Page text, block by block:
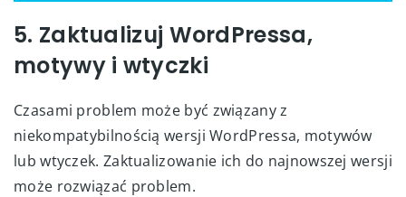
5. Zaktualizuj WordPressa,
motywy i wtyczki
Czasami problem może być związany z
niekompatybilnością wersji WordPressa, motywów
lub wtyczek. Zaktualizowanie ich do najnowszej wersji
może rozwiązać problem.